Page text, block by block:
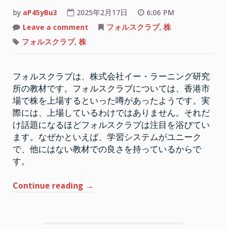
by aP45yBu3 2025年2月17日
6:06 PM
Leave a comment
け
で
は
わ
か
ら
な
い
フ
ォ
ル
ス
フォルスクラブ, 株
フォルスクラブ, 株
フォルスクラブは、株式会社イー・ラーニング研究
所の教材です。フォルスクラブについては、香港市
場で株を上場するといった噂があったようです。実
際には、上場しているわけではありません。それだ
け話題になるほどフォルスクラブは注目を浴びてい
ます。なぜかといえば、学習システムがユニーク
で、他にはない教材での良さを持っているからで
す。
Continue reading “株
→